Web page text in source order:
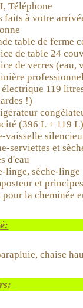
Téléphone
faits à votre
table de ferme
de table 24
de verres (eau,
119
!)
(396 L + 119
vaisselle
serviettes et
d'eau
linge, sèche-linge
et
pour la cheminée
chaise